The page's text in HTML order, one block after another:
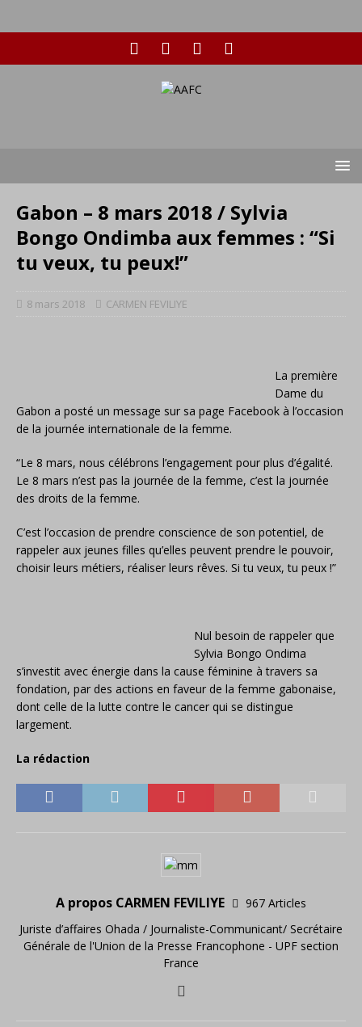
Gabon – 8 mars 2018 / Sylvia
Bongo Ondimba aux femmes : “Si
tu veux, tu peux!”
8 mars 2018 CARMEN FEVILIYE
La première
Dame du
Gabon a posté un message sur sa page Facebook à l’occasion
de la journée internationale de la femme.
“Le 8 mars, nous célébrons l’engagement pour plus d’égalité.
Le 8 mars n’est pas la journée de la femme, c’est la journée
des droits de la femme.
C’est l’occasion de prendre conscience de son potentiel, de
rappeler aux jeunes filles qu’elles peuvent prendre le pouvoir,
choisir leurs métiers, réaliser leurs rêves. Si tu veux, tu peux !”
Nul besoin de rappeler que
Sylvia Bongo Ondima
s’investit avec énergie dans la cause féminine à travers sa
fondation, par des actions en faveur de la femme gabonaise,
dont celle de la lutte contre le cancer qui se distingue
largement.
La rédaction
A propos CARMEN FEVILIYE
967 Articles
Juriste d’affaires Ohada / Journaliste-Communicant/ Secrétaire
Générale de l'Union de la Presse Francophone - UPF section
France